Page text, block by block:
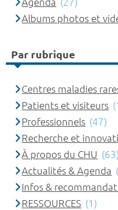
Agenda (27)
Albums photos et
Par rubrique
Centres maladies
Patients et visiteurs
Professionnels (47)
Recherche et
À propos du CHU (63)
Actualités & Agenda
Infos &
RESSOURCES (1)